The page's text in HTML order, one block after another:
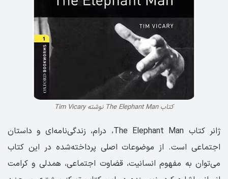
کتاب The Elephant Man نوشته Tim Vicary
ژانر کتاب The Elephant Man، درام، زندگی‌نامه‌ای و داستان
اجتماعی است. از موضوعات اصلی پرداخته‌شده در این کتاب
می‌توان به مفهوم انسانیت، قضاوت اجتماعی، همدلی و کرامت